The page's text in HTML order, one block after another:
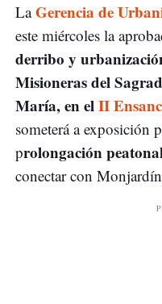
LaGerencia de
este miércoles la
derribo y
Misioneras del
María, en elII
someterá a exposición
prolongación
conectar con